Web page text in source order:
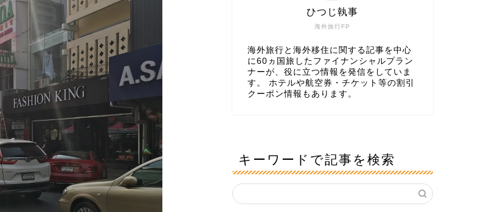
海外旅行FP
ひつじ執事
海外旅行と海外移住に関する記事を中心
に60ヵ国旅したファイナンシャルプラン
ナーが、役に立つ情報を発信をしていま
す。 ホテルや航空券・チケット等の割引
クーポン情報もあります。
キーワードで記事を検索